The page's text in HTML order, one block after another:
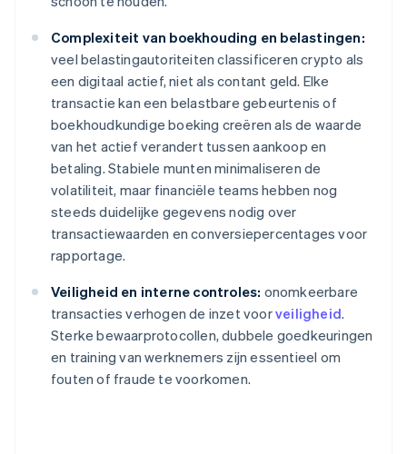
Complexiteit van boekhouding en belastingen:
veel belastingautoriteiten classificeren crypto als
een digitaal actief, niet als contant geld. Elke
transactie kan een belastbare gebeurtenis of
boekhoudkundige boeking creëren als de waarde
van het actief verandert tussen aankoop en
betaling. Stabiele munten minimaliseren de
volatiliteit, maar financiële teams hebben nog
steeds duidelijke gegevens nodig over
transactiewaarden en conversiepercentages voor
rapportage.
Veiligheid en interne controles: onomkeerbare
transacties verhogen de inzet voorveiligheid.
Sterke bewaarprotocollen, dubbele goedkeuringen
en training van werknemers zijn essentieel om
fouten of fraude te voorkomen.